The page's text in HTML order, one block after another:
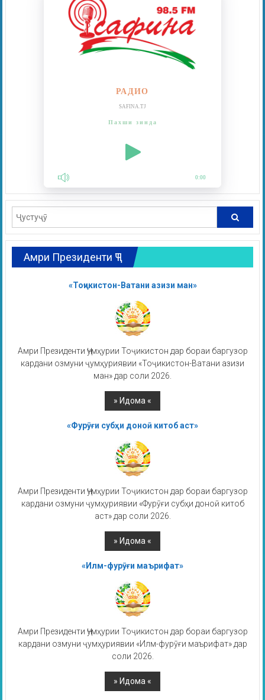
РАДИО
SAFINA.TJ
Пахши зинда
0:00
Амри Президенти ҶТ
«Тоҷикистон-Ватани азизи ман»
Амри Президенти Ҷумҳурии Тоҷикистон дар бораи баргузор
кардани озмуни ҷумҳуриявии «Тоҷикистон-Ватани азизи
ман» дар соли 2026.
«Фурӯғи субҳи доноӣ китоб аст»
Амри Президенти Ҷумҳурии Тоҷикистон дар бораи баргузор
кардани озмуни ҷумҳуриявии «Фурӯғи субҳи доноӣ китоб
аст» дар соли 2026.
«Илм-фурӯғи маърифат»
Амри Президенти Ҷумҳурии Тоҷикистон дар бораи баргузор
кардани озмуни ҷумҳуриявии «Илм-фурӯғи маърифат» дар
соли 2026.